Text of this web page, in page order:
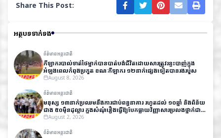
Share This Post:
អត្ថបទទាក់ទង
ព័ត៌មានអន្តរជាតិ
កីឡាករបាល់ទាត់ថៃម្នាក់បានបាត់បង់ជីវិតដោយសារត្រូវរន្ទះបាញ់ក្នុង
អំឡុងពេលកំពុងប្រកួត ខណៈកីឡាករ ១២នាក់ផ្សេងទៀតបានរងរបួស
August 8, 2026
ព័ត៌មានអន្តរជាតិ
មនុស្ស ១៣នាក់ប្រឈមនឹងការជាប់ពន្ធនាគារ រហូតដល់ ១០ឆ្នាំ និងពិន័យ
ជាង ៥០ម៉ឺនដុល្លារ ក្នុងសំណុំរឿងធ្វើឱ្យបែកធ្លាយវិញ្ញាសារប្រលងថ្នាក់ជាតិ
នៅឥណ្ឌា
August 2, 2026
ព័ត៌មានអន្តរជាតិ